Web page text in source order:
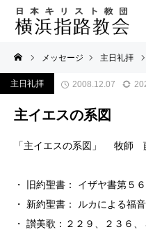
メッセージ 主日礼拝
主日礼拝 2008.12.07
主イエスの系図
「主イエスの系図」 牧師
・ 旧約聖書： イザヤ書第５
・ 新約聖書： ルカによる福
・ 讃美歌：２２９、２３６、